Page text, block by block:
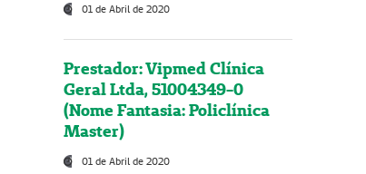
01 de Abril de 2020
Prestador: Vipmed Clínica
Geral Ltda, 51004349-0
(Nome Fantasia: Policlínica
Master)
01 de Abril de 2020